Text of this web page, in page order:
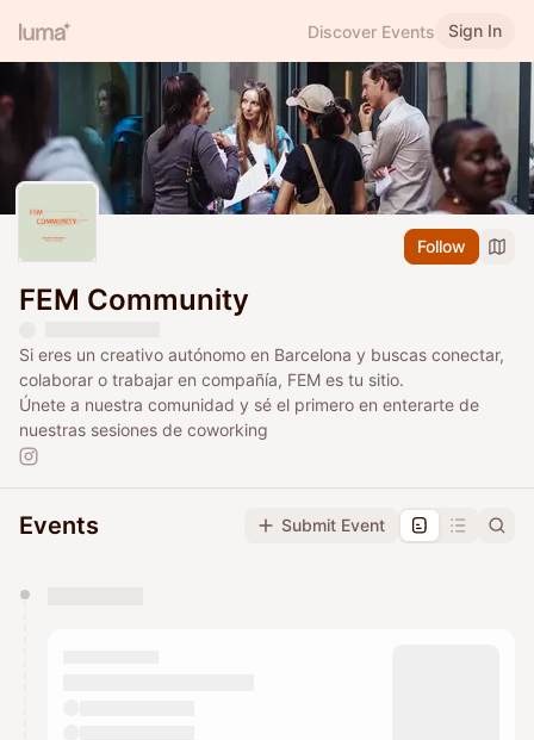
Discover Events Sign In
Follow
FEM Community
Si eres un creativo autónomo en Barcelona y buscas conectar,
colaborar o trabajar en compañía, FEM es tu sitio.
Únete a nuestra comunidad y sé el primero en enterarte de
nuestras sesiones de coworking
Events Submit Event